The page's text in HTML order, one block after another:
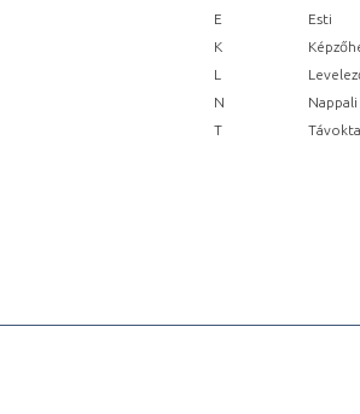
E
Esti
K
L
N
Nappali
T